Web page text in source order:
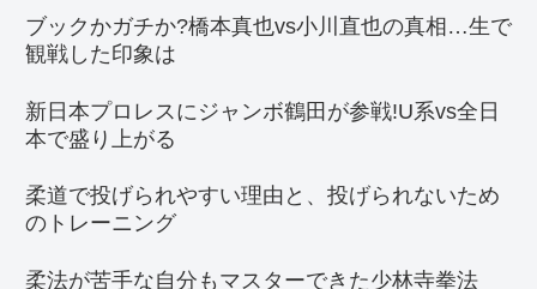
ブックかガチか?橋本真也vs小川直也の真相…生で
観戦した印象は
新日本プロレスにジャンボ鶴田が参戦!U系vs全日
本で盛り上がる
柔道で投げられやすい理由と、投げられないため
のトレーニング
柔法が苦手な自分もマスターできた少林寺拳法